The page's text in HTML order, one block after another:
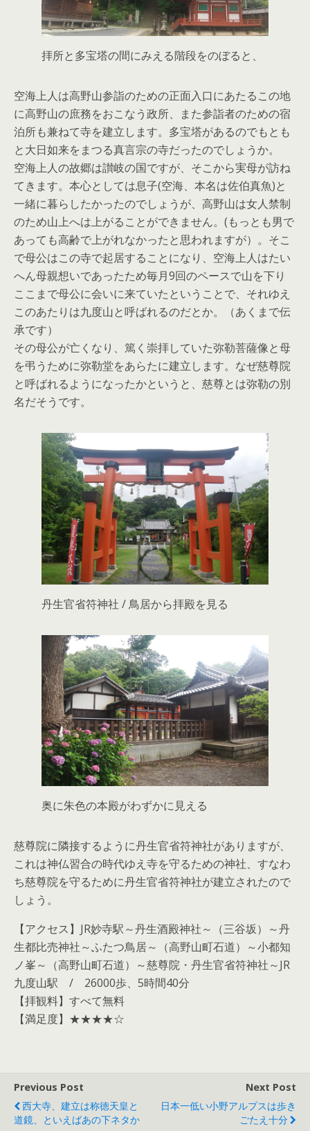
拝所と多宝塔の間にみえる階段をのぼると、
空海上人は高野山参詣のための正面入口にあたるこの地
に高野山の庶務をおこなう政所、また参詣者のための宿
泊所も兼ねて寺を建立します。多宝塔があるのでもとも
と大日如来をまつる真言宗の寺だったのでしょうか。
空海上人の故郷は讃岐の国ですが、そこから実母が訪ね
てきます。本心としては息子(空海、本名は佐伯真魚)と
一緒に暮らしたかったのでしょうが、高野山は女人禁制
のため山上へは上がることができません。(もっとも男で
あっても高齢で上がれなかったと思われますが）。そこ
で母公はこの寺で起居することになり、空海上人はたい
へん母親想いであったため毎月9回のペースで山を下り
ここまで母公に会いに来ていたということで、それゆえ
このあたりは九度山と呼ばれるのだとか。（あくまで伝
承です）
その母公が亡くなり、篤く崇拝していた弥勒菩薩像と母
を弔うために弥勒堂をあらたに建立します。なぜ慈尊院
と呼ばれるようになったかというと、慈尊とは弥勒の別
名だそうです。
丹生官省符神社 / 鳥居から拝殿を見る
奥に朱色の本殿がわずかに見える
慈尊院に隣接するように丹生官省符神社がありますが、
これは神仏習合の時代ゆえ寺を守るための神社、すなわ
ち慈尊院を守るために丹生官省符神社が建立されたので
しょう。
【アクセス】JR妙寺駅～丹生酒殿神社～（三谷坂）～丹
生都比売神社～ふたつ鳥居～（高野山町石道）～小都知
ノ峯～（高野山町石道）～慈尊院・丹生官省符神社～JR
九度山駅 / 26000歩、5時間40分
【拝観料】すべて無料
【満足度】★★★★☆
Previous Post
西大寺、建立は称徳天皇と
道鏡、といえばあの下ネタか
Next Post
日本一低い小野アルプスは歩き
ごたえ十分